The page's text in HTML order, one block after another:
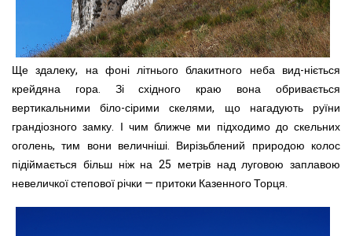
Ще здалеку, на фоні літнього блакитного неба вид-ніється
крейдяна гора. Зі східного краю вона обривається
вертикальними біло-сірими скелями, що нагадують руїни
грандіозного замку. І чим ближче ми підходимо до скельних
оголень, тим вони величніші. Вирізьблений природою колос
підіймається більш ніж на 25 метрів над луговою заплавою
невеличкої степової річки — притоки Казенного Торця.